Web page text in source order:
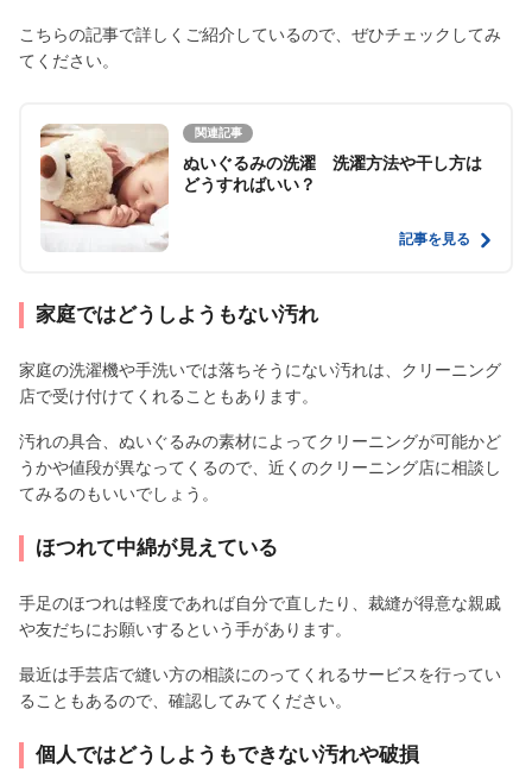
こちらの記事で詳しくご紹介しているので、ぜひチェックしてみ
てください。
関連記事
ぬいぐるみの洗濯 洗濯方法や干し方は
どうすればいい？
記事を見る
家庭ではどうしようもない汚れ
家庭の洗濯機や手洗いでは落ちそうにない汚れは、クリーニング
店で受け付けてくれることもあります。
汚れの具合、ぬいぐるみの素材によってクリーニングが可能かど
うかや値段が異なってくるので、近くのクリーニング店に相談し
てみるのもいいでしょう。
ほつれて中綿が見えている
手足のほつれは軽度であれば自分で直したり、裁縫が得意な親戚
や友だちにお願いするという手があります。
最近は手芸店で縫い方の相談にのってくれるサービスを行ってい
ることもあるので、確認してみてください。
個人ではどうしようもできない汚れや破損